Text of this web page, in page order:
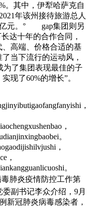
。其中，伊犁哈萨克自
年该州接待旅游总人
亿元。° gap集团则另
达十年的合作合同，
高端、价格合适的基
当下流行的运动风，
为了集团表现最佳的子
现了60%的增长”。
，
，
。
，
，
。
肺炎疫情防控工作第
副书记李众介绍，9月
新冠肺炎病毒感染者，